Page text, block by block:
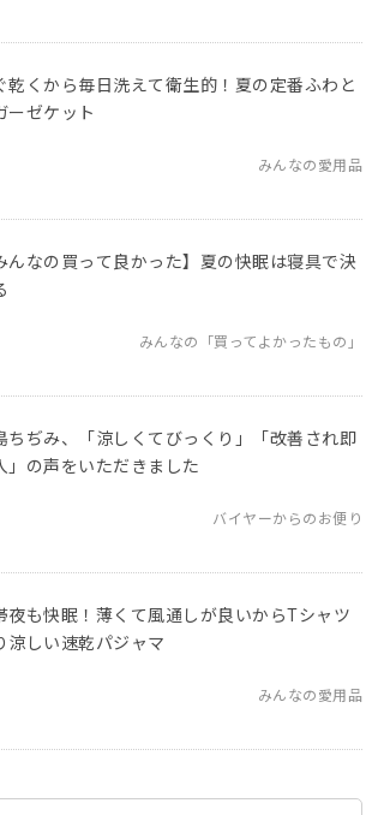
乾くから毎日洗えて衛生的！夏の定番ふわと
ーゼケット
みんなの愛用品
んなの買って良かった】夏の快眠は寝具で決
みんなの「買ってよかったもの」
ちぢみ、「涼しくてびっくり」「改善され即
」の声をいただきました
バイヤーからのお便り
夜も快眠！薄くて風通しが良いからTシャツ
涼しい速乾パジャマ
みんなの愛用品